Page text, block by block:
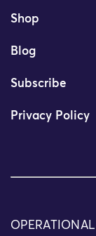
Shop
Blog
Subscribe
Privacy Policy